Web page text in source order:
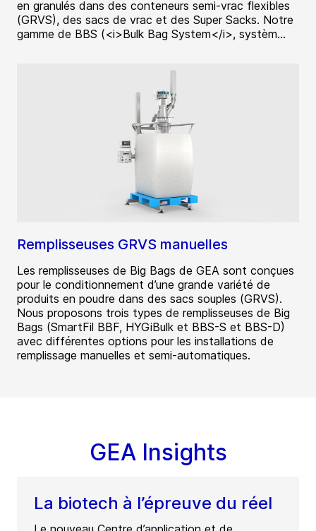
en granulés dans des conteneurs semi-vrac flexibles
(GRVS), des sacs de vrac et des Super Sacks. Notre
gamme de BBS (<i>Bulk Bag System</i>, systèm...
Remplisseuses GRVS manuelles
Les remplisseuses de Big Bags de GEA sont conçues
pour le conditionnement d’une grande variété de
produits en poudre dans des sacs souples (GRVS).
Nous proposons trois types de remplisseuses de Big
Bags (SmartFil BBF, HYGiBulk et BBS-S et BBS-D)
avec différentes options pour les installations de
remplissage manuelles et semi-automatiques.
GEA Insights
La biotech à l’épreuve du réel